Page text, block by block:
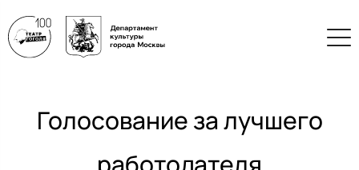
Голосование за лучшего